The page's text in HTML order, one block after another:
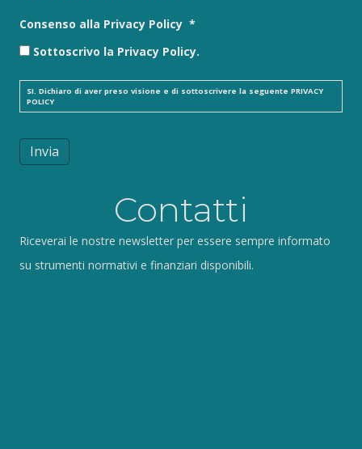
Contatti
Riceverai le nostre newsletter per essere sempre informato
su strumenti normativi e finanziari disponibili.
Consenso alla Privacy Policy *
Sottoscrivo la Privacy Policy.
SI. Dichiaro di aver preso visione e di sottoscrivere la seguente PRIVACY
POLICY
Invia